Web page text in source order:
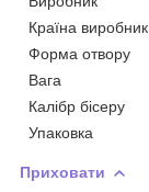
Країна виробник
Форма отвору
Вага
Калібр бісеру
Упаковка
Приховати